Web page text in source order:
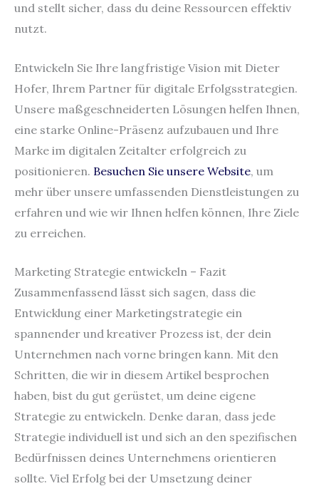
und stellt sicher, dass du deine Ressourcen effektiv
nutzt.
Entwickeln Sie Ihre langfristige Vision mit Dieter
Hofer, Ihrem Partner für digitale Erfolgsstrategien.
Unsere maßgeschneiderten Lösungen helfen Ihnen,
eine starke Online-Präsenz aufzubauen und Ihre
Marke im digitalen Zeitalter erfolgreich zu
positionieren. Besuchen Sie unsere Website, um
mehr über unsere umfassenden Dienstleistungen zu
erfahren und wie wir Ihnen helfen können, Ihre Ziele
zu erreichen.
Marketing Strategie entwickeln – Fazit
Zusammenfassend lässt sich sagen, dass die
Entwicklung einer Marketingstrategie ein
spannender und kreativer Prozess ist, der dein
Unternehmen nach vorne bringen kann. Mit den
Schritten, die wir in diesem Artikel besprochen
haben, bist du gut gerüstet, um deine eigene
Strategie zu entwickeln. Denke daran, dass jede
Strategie individuell ist und sich an den spezifischen
Bedürfnissen deines Unternehmens orientieren
sollte. Viel Erfolg bei der Umsetzung deiner